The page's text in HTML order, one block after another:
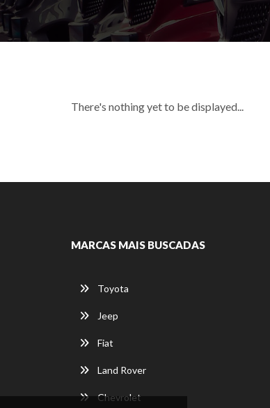
There's nothing yet to be displayed...
MARCAS MAIS BUSCADAS
Toyota
Jeep
Fiat
Land Rover
Chevrolet